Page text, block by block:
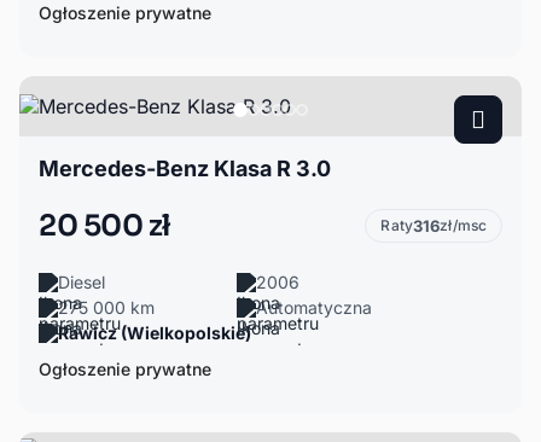
Ogłoszenie prywatne
Mercedes-Benz Klasa R 3.0
20 500 zł Raty316zł/msc
Diesel
2006
275 000 km
Automatyczna
Rawicz (Wielkopolskie)
Ogłoszenie prywatne